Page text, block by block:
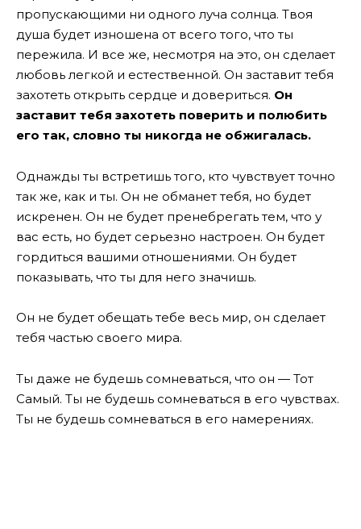
пропускающими ни одного луча солнца. Твоя
душа будет изношена от всего того, что ты
пережила. И все же, несмотря на это, он сделает
любовь легкой и естественной. Он заставит тебя
захотеть открыть сердце и довериться. Он
заставит тебя захотеть поверить и полюбить
его так, словно ты никогда не обжигалась.
Однажды ты встретишь того, кто чувствует точно
так же, как и ты. Он не обманет тебя, но будет
искренен. Он не будет пренебрегать тем, что у
вас есть, но будет серьезно настроен. Он будет
гордиться вашими отношениями. Он будет
показывать, что ты для него значишь.
Он не будет обещать тебе весь мир, он сделает
тебя частью своего мира.
Ты даже не будешь сомневаться, что он — Тот
Самый. Ты не будешь сомневаться в его чувствах.
Ты не будешь сомневаться в его намерениях.